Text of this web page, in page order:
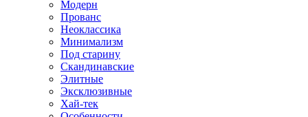
Модерн
Прованс
Неоклассика
Минимализм
Под старину
Скандинавские
Элитные
Эксклюзивные
Хай-тек